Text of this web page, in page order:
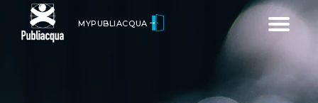
Toggle
MYPUBLIACQUA